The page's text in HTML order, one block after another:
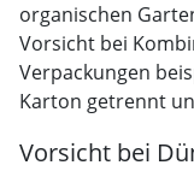
organischen
Vorsicht bei
Verpackungen
Karton getrennt
Vorsicht bei